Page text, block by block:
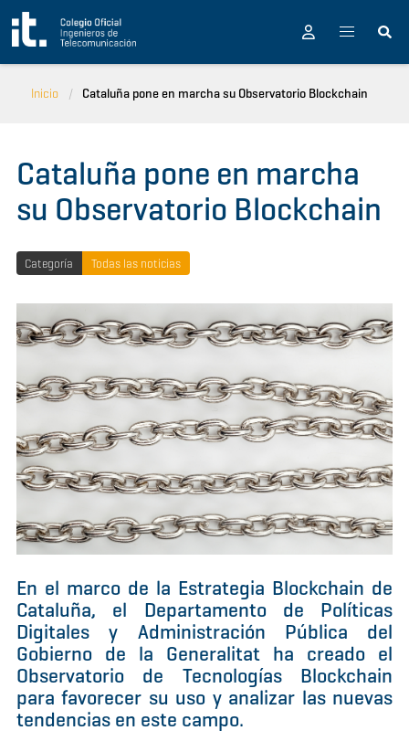
Pasar al contenido principal
Inicio Cataluña pone en marcha su Observatorio Blockchain
Cataluña pone en marcha
su Observatorio Blockchain
Categoría Todas las noticias
En el marco de la Estrategia Blockchain de
Cataluña, el Departamento de Políticas
Digitales y Administración Pública del
Gobierno de la Generalitat ha creado el
Observatorio de Tecnologías Blockchain
para favorecer su uso y analizar las nuevas
tendencias en este campo.